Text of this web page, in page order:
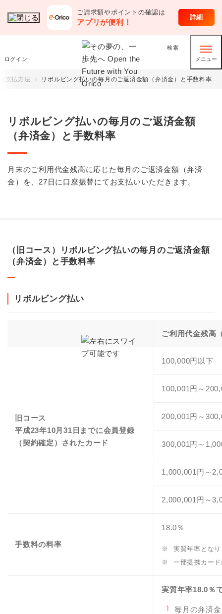
ご請求額やポイントの確認は
アプリが便利！
詳細
ログイン
検索
メニュー
クレジットカード
支払方法 リボルビング払いの毎月のご返済金額（弁済金）と手数料率
リボルビング払いの毎月のご返済金額
（弁済金）と手数料率
月末のご利用代金残高に応じた毎月のご返済金額（弁済
金）を、27日に口座振替にてお支払いいただきます。
（旧コース）リボルビング払いの毎月のご返済金額
（弁済金）と手数料率
リボルビング払い
ご利用代金残高
旧コース
平成23年10月31日までに会員登録
（契約確定）されたカード
100,000円以下
100,001円～
200,001円～
300,001円～
1,000,001円～
2,000,001円～
手数料の料率
18.0％
※
実質年率とな
※
一部提携カー
実質年率18.0％
1 毎月の弁済